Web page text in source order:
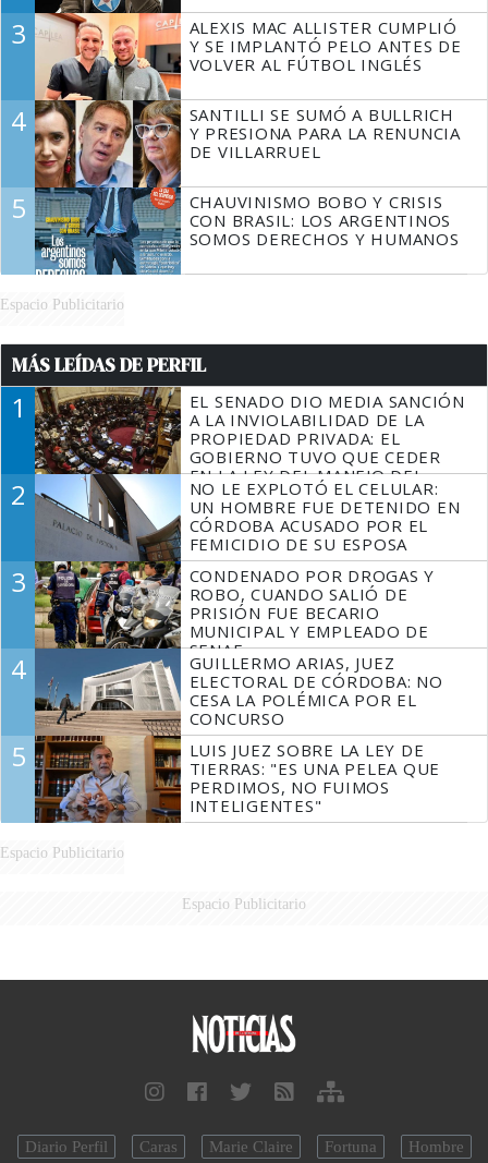
3
ALEXIS MAC ALLISTER CUMPLIÓ
Y SE IMPLANTÓ PELO ANTES DE
VOLVER AL FÚTBOL INGLÉS
4
SANTILLI SE SUMÓ A BULLRICH
Y PRESIONA PARA LA RENUNCIA
DE VILLARRUEL
5
CHAUVINISMO BOBO Y CRISIS
CON BRASIL: LOS ARGENTINOS
SOMOS DERECHOS Y HUMANOS
Espacio Publicitario
MÁS LEÍDAS DE PERFIL
1
EL SENADO DIO MEDIA SANCIÓN
A LA INVIOLABILIDAD DE LA
PROPIEDAD PRIVADA: EL
GOBIERNO TUVO QUE CEDER
EN LA LEY DEL MANEJO DEL
FUEGO
2
NO LE EXPLOTÓ EL CELULAR:
UN HOMBRE FUE DETENIDO EN
CÓRDOBA ACUSADO POR EL
FEMICIDIO DE SU ESPOSA
3
CONDENADO POR DROGAS Y
ROBO, CUANDO SALIÓ DE
PRISIÓN FUE BECARIO
MUNICIPAL Y EMPLEADO DE
SENAF
4
GUILLERMO ARIAS, JUEZ
ELECTORAL DE CÓRDOBA: NO
CESA LA POLÉMICA POR EL
CONCURSO
5
LUIS JUEZ SOBRE LA LEY DE
TIERRAS: "ES UNA PELEA QUE
PERDIMOS, NO FUIMOS
INTELIGENTES"
Espacio Publicitario
Espacio Publicitario
Diario Perfil Caras Marie Claire Fortuna Hombre